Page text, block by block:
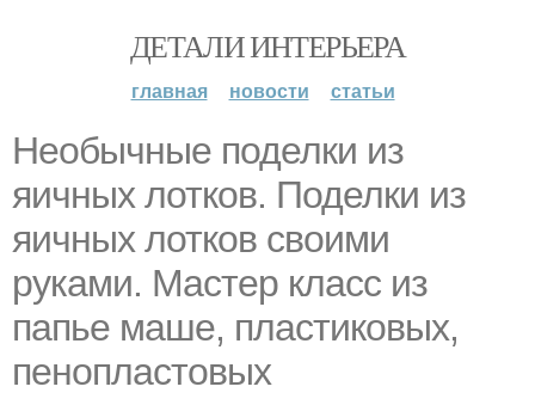
ДЕТАЛИ ИНТЕРЬЕРА
главная новости статьи
Необычные поделки из
яичных лотков. Поделки из
яичных лотков своими
руками. Мастер класс из
папье маше, пластиковых,
пенопластовых